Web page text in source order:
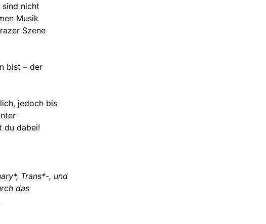
sind nicht
Musik
Szene
bist – der
jedoch bis
du dabei!
Trans*-, und
das